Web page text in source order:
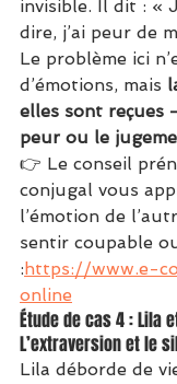
invisible. Il dit : «
dire, j’ai peur de
Le problème ici
d’émotions, mais
elles sont reçues
peur ou le
👉 Le conseil
conjugal vous
l’émotion de
sentir coupable
: https://www.e-
online
Étude de cas 4 : Lila
L’extraversion et le
Lila déborde de